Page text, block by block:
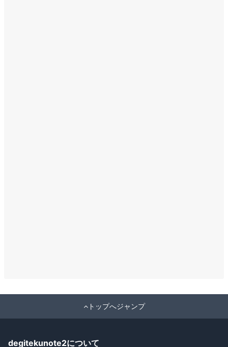
トップへジャンプ
degitekunote2について